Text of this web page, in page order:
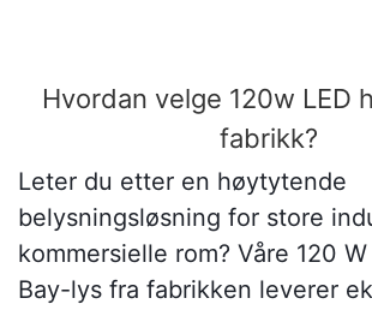
Hvordan velge 120w LED
fabrikk?
Leter du etter en høytytende
belysningsløsning for store
kommersielle rom? Våre 120
Bay-lys fra fabrikken leverer